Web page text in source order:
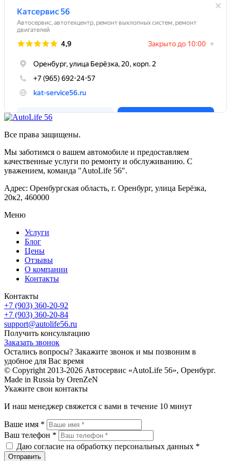
Все права защищены.
Мы заботимся о вашем автомобиле и предоставляем
качественные услуги по ремонту и обслуживанию. С
уважением, команда "AutoLife 56".
Адрес: Оренбургская область, г. Оренбург, улица Берёзка,
20к2, 460000
Меню
Услуги
Блог
Цены
Отзывы
О компании
Контакты
Контакты
+7 (903) 360-20-92
+7 (903) 360-20-84
support@autolife56.ru
Получить консультацию
Заказать звонок
Остались вопросы? Закажите звонок и мы позвоним в
удобное для Вас время
© Copyright 2013-2026 Автосервис «AutoLife 56», Оренбург.
Made in Russia by OrenZeN
Укажите свои контакты
И наш менеджер свяжется с вами в течение 10 минут
Ваше имя *
Ваш телефон *
Даю согласие на обработку персональных данных *